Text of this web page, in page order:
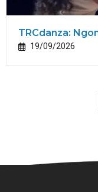
TRCdanza:
19/09/2026